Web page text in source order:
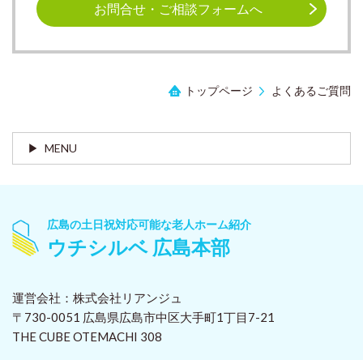
お問合せ・ご相談フォームへ
トップページ よくあるご質問
MENU
広島の土日祝対応可能な老人ホーム紹介
ウチシルベ 広島本部
運営会社：株式会社リアンジュ
〒730-0051 広島県広島市中区大手町1丁目7-21
THE CUBE OTEMACHI 308